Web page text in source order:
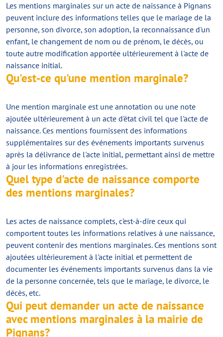
Les mentions marginales sur un acte de naissance à Pignans
peuvent inclure des informations telles que le mariage de la
personne, son divorce, son adoption, la reconnaissance d'un
enfant, le changement de nom ou de prénom, le décès, ou
toute autre modification apportée ultérieurement à l'acte de
naissance initial.
Qu'est-ce qu'une mention marginale?
Une mention marginale est une annotation ou une note
ajoutée ultérieurement à un acte d'état civil tel que l'acte de
naissance. Ces mentions fournissent des informations
supplémentaires sur des événements importants survenus
après la délivrance de l'acte initial, permettant ainsi de mettre
à jour les informations enregistrées.
Quel type d'acte de naissance comporte
des mentions marginales?
Les actes de naissance complets, c'est-à-dire ceux qui
comportent toutes les informations relatives à une naissance,
peuvent contenir des mentions marginales. Ces mentions sont
ajoutées ultérieurement à l'acte initial et permettent de
documenter les événements importants survenus dans la vie
de la personne concernée, tels que le mariage, le divorce, le
décès, etc.
Qui peut demander un acte de naissance
avec mentions marginales à la mairie de
Pignans?